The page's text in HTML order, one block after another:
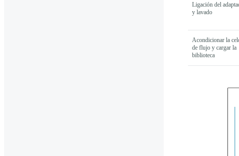
Ligación del
y lavado
Acondicionar la
de flujo y cargar la
biblioteca